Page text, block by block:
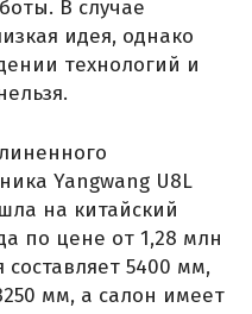
В случае
идея, однако
технологий и
Yangwang U8L
на китайский
по цене от 1,28 млн
5400 мм,
мм, а салон имеет